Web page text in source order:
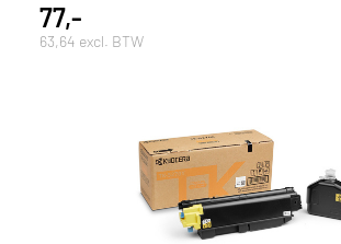
77,-
63,64 excl. BTW